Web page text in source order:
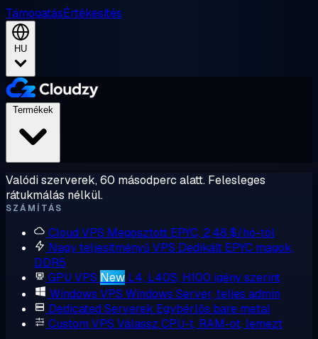
TámogatásÉrtékesítés
HU
Valódi szerverek, 60 másodperc alatt. Felesleges
rátukmálás nélkül.
SZÁMÍTÁS
Cloud VPS Megosztott EPYC, 2,48 $/hó-tól
Nagy teljesítményű VPS Dedikált EPYC magok,
DDR5
GPU VPS New L4, L40S, H100 igény szerint
Windows VPS Windows Server, teljes admin
Dedicated Serverek Egybérlős bare metal
Custom VPS Válassz CPU-t, RAM-ot, lemezt